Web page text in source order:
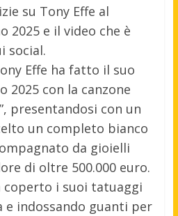
su Tony Effe al
2025 e il video che è
social.
Effe ha fatto il suo
2025 con la canzone
presentandosi con un
un completo bianco
da gioielli
di oltre 500.000 euro.
coperto i suoi tatuaggi
indossando guanti per